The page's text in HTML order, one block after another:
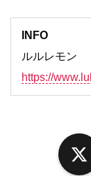
INFO
ルルレモン
https://